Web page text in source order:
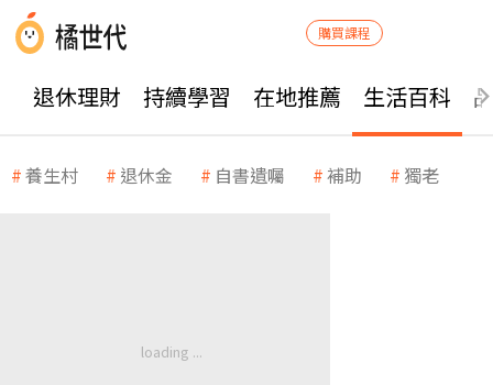
購買課程
退休理財 持續學習 在地推薦 生活百科
養生村 退休金 自書遺囑 補助 獨老